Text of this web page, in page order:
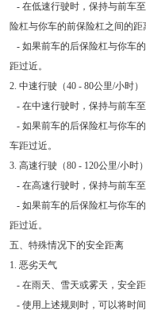
- 在低速行驶时，保持与前车
险杠与你车的前保险杠之间的距
- 如果前车的后保险杠与你车
距过近。
2. 中速行驶（40 - 80公里/小时）
- 在中速行驶时，保持与前车至
- 如果前车的后保险杠与你车
车距过近。
3. 高速行驶（80 - 120公里/小时）
- 在高速行驶时，保持与前车至
- 如果前车的后保险杠与你车
距过近。
五、特殊情况下的安全距离
1. 恶劣天气
- 在雨天、雪天或雾天，安全
- 使用上述规则时，可以将时间